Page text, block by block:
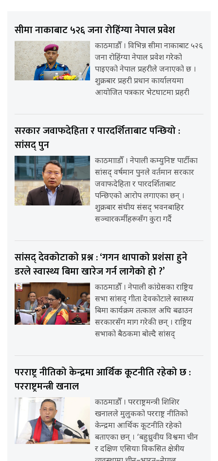
सीमा नाकाबाट ५२६ जना रोहिंग्या नेपाल प्रवेश
काठमाडौँ । विभिन्न सीमा नाकाबाट ५२६
जना रोहिंग्या नेपाल प्रवेश गरेको
पाइएको नेपाल प्रहरीले जनाएको छ ।
शुक्रबार प्रहरी प्रधान कार्यालयमा
आयोजित पत्रकार भेटघाटमा प्रहरी
सरकार जवाफदेहिता र पारदर्शिताबाट पन्छियो :
सांसद् पुन
काठमााडौँ । नेपाली कम्युनिष्ट पार्टीका
सांसद् वर्षमान पुनले वर्तमान सरकार
जवाफदेहिता र पारदर्शिताबाट
पन्छिएको आरोप लगाएका छन् ।
शुक्रबार संघीय संसद् भवनबाहिर
सञ्चारकर्मीहरूसँग कुरा गर्दै
सांसद् देवकोटाको प्रश्न : ‘गगन थापाको प्रशंसा हुने
डरले स्वास्थ्य बिमा खारेज गर्न लागेको हो ?’
काठमाडौँ । नेपाली कांग्रेसका राष्ट्रिय
सभा सांसद् गीता देवकोटाले स्वास्थ्य
बिमा कार्यक्रम तत्काल अघि बढाउन
सरकारसँग माग गरेकी छन् । राष्ट्रिय
सभाको बैठकमा बोल्दै सांसद्
परराष्ट्र नीतिको केन्द्रमा आर्थिक कूटनीति रहेको छ :
परराष्ट्रमन्त्री खनाल
काठमाडौँ । परराष्ट्रमन्त्री शिशिर
खनालले मुलुकको परराष्ट्र नीतिको
केन्द्रमा आर्थिक कूटनीति रहेको
बताएका छन् । ‘बहुध्रुवीय विश्वमा चीन
र दक्षिण एसियाः विकसित क्षेत्रीय